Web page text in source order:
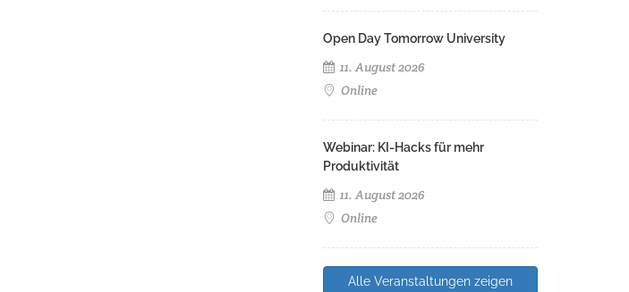
Open Day Tomorrow University
11. August 2026
Online
Webinar: KI-Hacks für mehr
Produktivität
11. August 2026
Online
Alle Veranstaltungen zeigen